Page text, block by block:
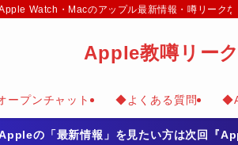
Watch・Macのアップル最新情報・噂リークな
Apple教噂リー
ープンチャット ◆よくある質問
の「最新情報」を見たい方は次回『